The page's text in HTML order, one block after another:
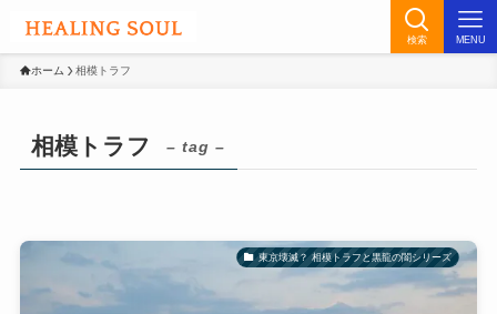
検索 MENU
ホーム 相模トラフ
相模トラフ – tag –
東京壊滅？ 相模トラフと黒龍の闇シリーズ